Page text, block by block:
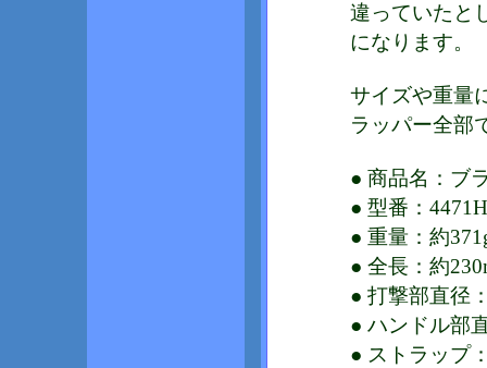
違っていたと
になります。
サイズや重量
ラッパー全部
● 商品名：ブ
● 型番：4471H
● 重量：約
● 全長：約
● 打撃部直径
● ハンドル部
● ストラップ